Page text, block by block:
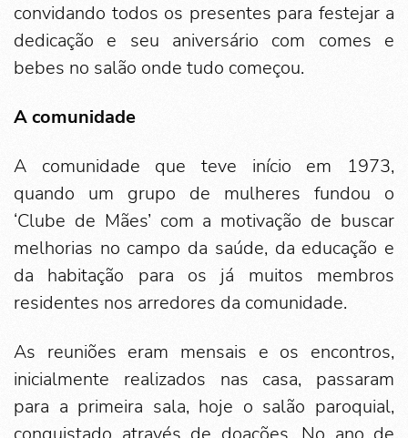
convidando todos os presentes para festejar a
dedicação e seu aniversário com comes e
bebes no salão onde tudo começou.
A comunidade
A comunidade que teve início em 1973,
quando um grupo de mulheres fundou o
‘Clube de Mães’ com a motivação de buscar
melhorias no campo da saúde, da educação e
da habitação para os já muitos membros
residentes nos arredores da comunidade.
As reuniões eram mensais e os encontros,
inicialmente realizados nas casa, passaram
para a primeira sala, hoje o salão paroquial,